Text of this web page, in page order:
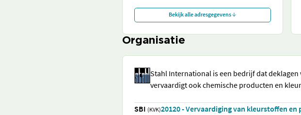
Bekijk alle adresgegevens
Organisatie
Stahl International is een bedrijf dat
vervaardigt ook chemische producten en
SBI (KVK)20120 - Vervaardiging van kleurstoffen en